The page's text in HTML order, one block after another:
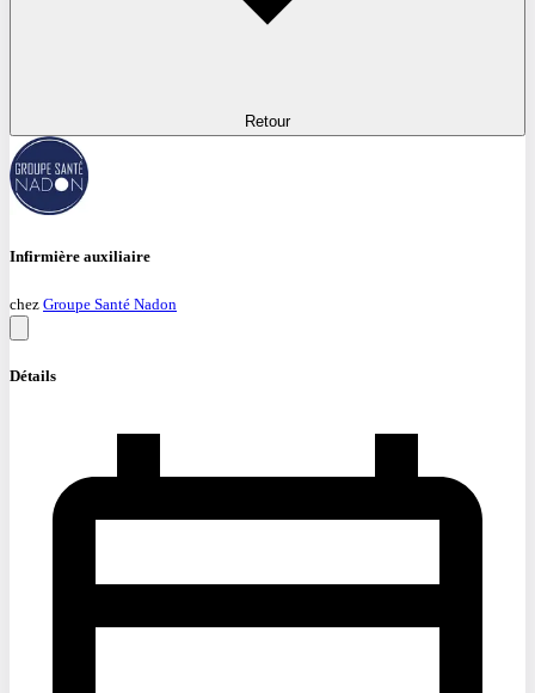
Retour
Infirmière auxiliaire
chez Groupe Santé Nadon
Détails